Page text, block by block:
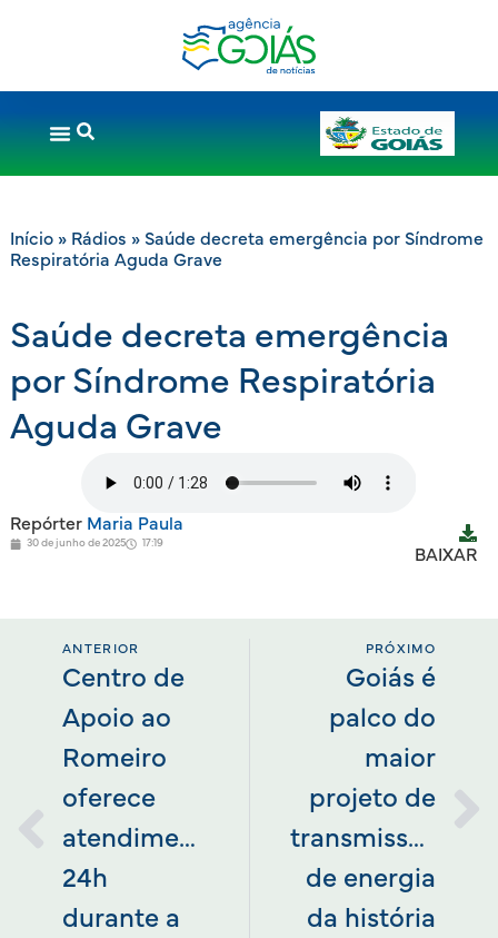
Início» Rádios » Saúde decreta emergência por Síndrome
Respiratória Aguda Grave
Saúde decreta emergência
por Síndrome Respiratória
Aguda Grave
RepórterMaria Paula
30 de junho de 2025 17:19
BAIXAR
ANTERIOR
Centro de
Apoio ao
Romeiro
oferece
atendimentos
24h
durante a
PRÓXIMO
Goiás é
palco do
maior
projeto de
transmissão
de energia
da história